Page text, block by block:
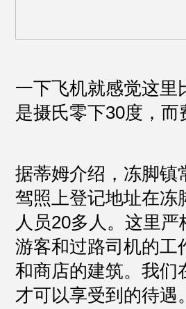
一下飞机就感觉这里
是摄氏零下30度，
据蒂姆介绍，冻脚镇
驾照上登记地址在冻
人员20多人。这里
游客和过路司机的工
和商店的建筑。我们
才可以享受到的待遇